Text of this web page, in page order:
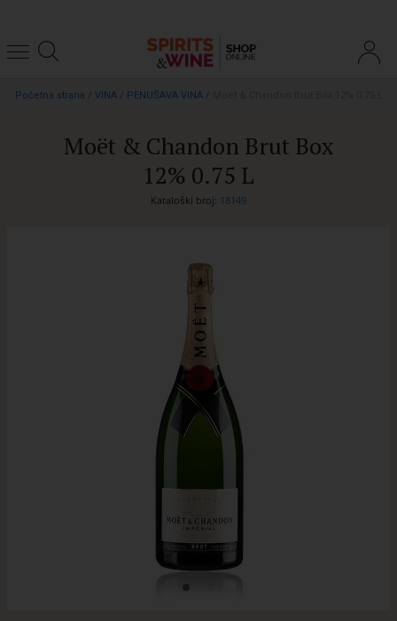
Početna strana / VINA / PENUŠAVA VINA /
Moët & Chandon Brut Box
12% 0.75 L
Kataloški broj: 18149